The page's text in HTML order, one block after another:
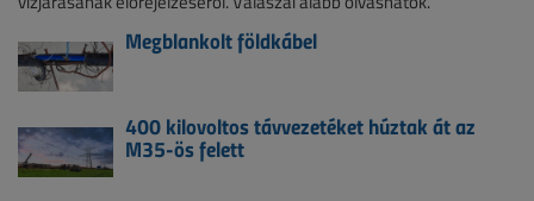
Megblankolt földkábel
400 kilovoltos távvezetéket húztak át az
M35-ös felett